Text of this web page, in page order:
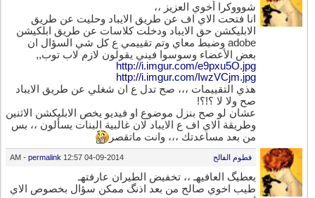
شوووكرا أخوي العزيز ،،
انا فتحت الاي اف عن طريق الايباد وحليت عن طريق
الابليكشن حق الايباد ودخلت كلاسات عن طريق ابلكيشن
adobe وضبط معاي وتم تقييمي ع كل شي السؤال ان
بعض الأعضاء وسوسوا فيني يقولون لازم لاب توب,,
http://i.imgur.com/e9pxu5O.jpg
http://i.imgur.com/IwzVCjm.jpg
هذي التقييمات ،،، صح تدل ع ان شغلي عن طريق الايباد
صح ولا لا ؟!؟!
عشان لو صح بنزل موضوع او فيديو يخص الابليكشن الاثنين
وطريقة الاي اف ع الايباد لان غالبية البنات يسألون ،، بس
من بعد مساعدتك ،،، وانت ماتقصر
04-09-2014
12:57 AM
-permalink فطوم الفالح
يعطيگ العافيهـ ،، تخفيض الطيران عارفتهـ
طيب اخوي صالح من بعد اذنگ ممكن سؤال بخصوص الاي